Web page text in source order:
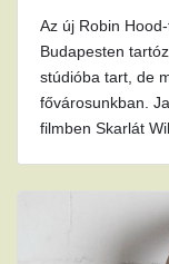
Az új Robin
Budapesten
stúdióba tart, de
fővárosunkban.
filmben Skarlát